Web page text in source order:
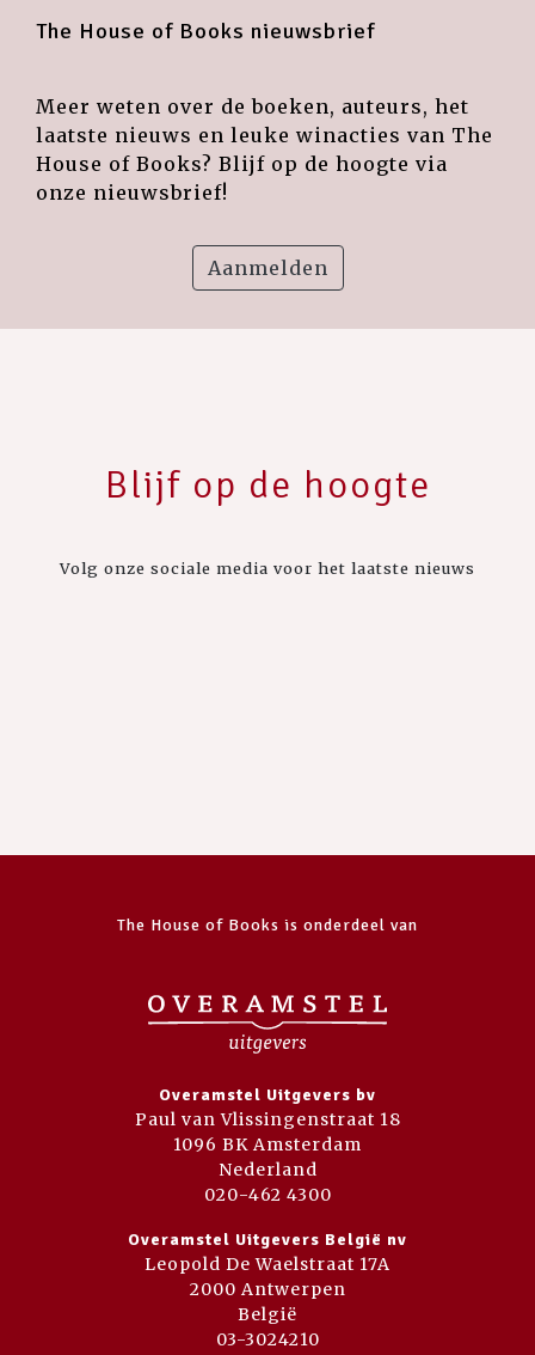
The House of Books nieuwsbrief
Meer weten over de boeken, auteurs, het
laatste nieuws en leuke winacties van The
House of Books? Blijf op de hoogte via
onze nieuwsbrief!
Aanmelden
Blijf op de hoogte
Volg onze sociale media voor het laatste nieuws
The House of Books is onderdeel van
Overamstel Uitgevers bv
Paul van Vlissingenstraat 18
1096 BK Amsterdam
Nederland
020-462 4300
Overamstel Uitgevers België nv
Leopold De Waelstraat 17A
2000 Antwerpen
België
03-3024210